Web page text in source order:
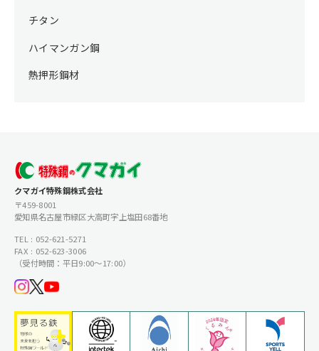
チタン
ハイマンガン鋼
熱押形鋼材
クマガイ特殊鋼株式会社
〒459-8001
愛知県名古屋市緑区大高町字上塩田68番地
TEL : 052-621-5271
FAX : 052-623-3006
（受付時間：平日9:00〜17:00）